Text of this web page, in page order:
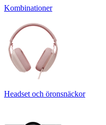
Kombinationer
Headset och öronsnäckor